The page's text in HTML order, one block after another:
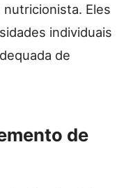
Eles
individuais
de
de